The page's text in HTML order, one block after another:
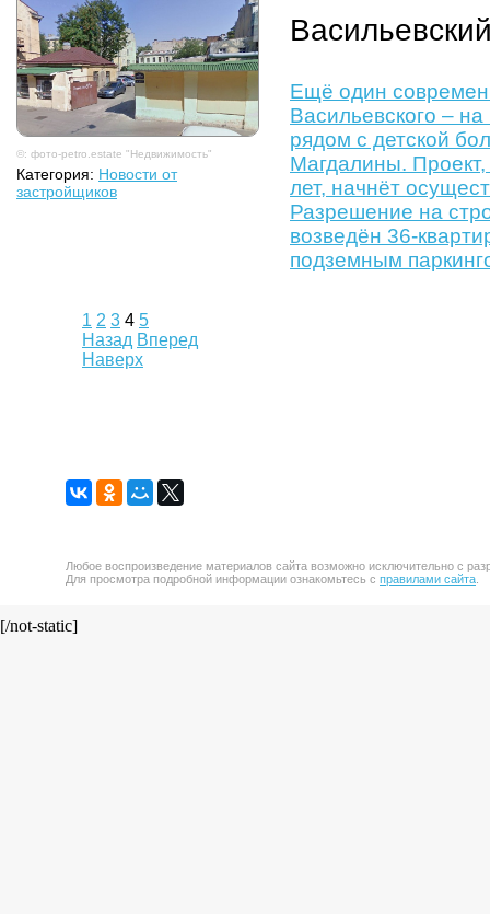
©: фото-petro.estate "Недвижимость"
Категория: Новости от
застройщиков
Ещё один
Васильевского –
рядом с детской
Магдалины.
лет, начнёт
Разрешение на
возведён 36-
подземным
1 2 3 4 5
Назад Вперед
Наверх
Любое воспроизведение материалов сайта возможно исключительно с
Для просмотра подробной информации ознакомьтесь с правилами сайта
[/not-static]